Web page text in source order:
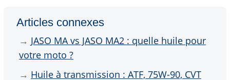
Articles connexes
→ JASO MA vs JASO MA2 : quelle huile pour
votre moto ?
→ Huile à transmission : ATF, 75W-90, CVT